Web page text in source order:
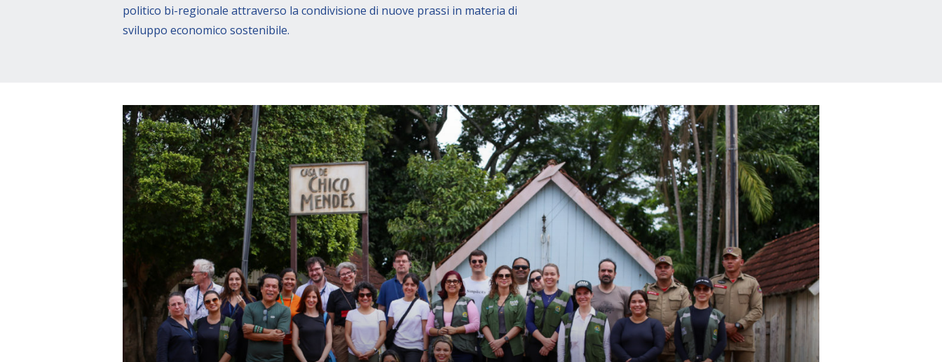
politico bi-regionale attraverso la condivisione di nuove prassi in materia di
sviluppo economico sostenibile.